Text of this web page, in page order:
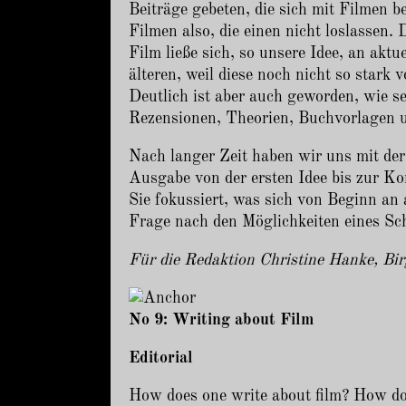
Beiträge gebeten, die sich mit Filmen
Filmen also, die einen nicht loslassen.
Film ließe sich, so unsere Idee, an
älteren, weil diese noch nicht so stark
Deutlich ist aber auch geworden, wie
Rezensionen, Theorien, Buchvorlagen
Nach langer Zeit haben wir uns mit
Ausgabe von der ersten Idee bis zur
Sie fokussiert, was sich von Beginn
Frage nach den Möglichkeiten eines
Für die Redaktion Christine Hanke,
No 9: Writing about Film
Editorial
How does one write about film? How